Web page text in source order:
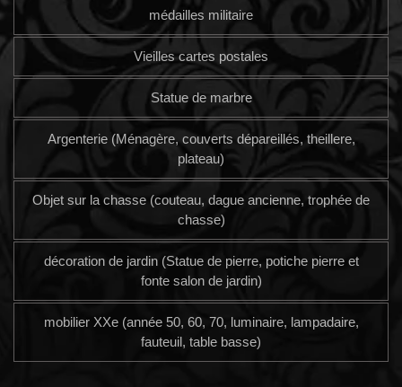
médailles militaire
Vieilles cartes postales
Statue de marbre
Argenterie (Ménagère, couverts dépareillés, theillere,
plateau)
Objet sur la chasse (couteau, dague ancienne, trophée de
chasse)
décoration de jardin (Statue de pierre, potiche pierre et
fonte salon de jardin)
mobilier XXe (année 50, 60, 70, luminaire, lampadaire,
fauteuil, table basse)